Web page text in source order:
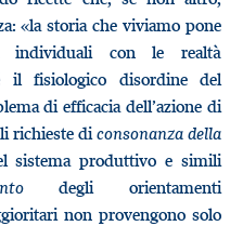
«la storia che viviamo pone
con le realtà
il fisiologico disordine del
di efficacia dell’azione di
richieste diconsonanza della
sistema produttivo e simili
degli orientamenti
non provengono solo